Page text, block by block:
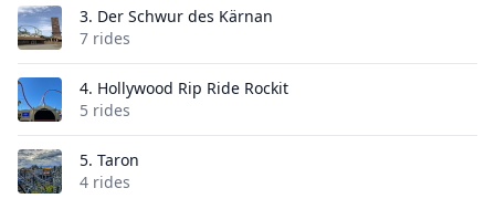
3. Der Schwur des Kärnan
7 rides
4. Hollywood Rip Ride Rockit
5 rides
5. Taron
4 rides